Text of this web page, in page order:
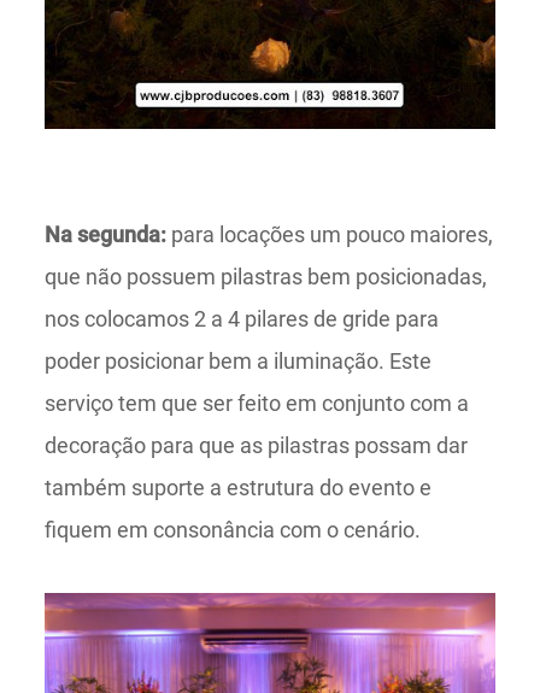
Na segunda:para locações um pouco maiores,
que não possuem pilastras bem posicionadas,
nos colocamos 2 a 4 pilares de gride para
poder posicionar bem a iluminação. Este
serviço tem que ser feito em conjunto com a
decoração para que as pilastras possam dar
também suporte a estrutura do evento e
fiquem em consonância com o cenário.